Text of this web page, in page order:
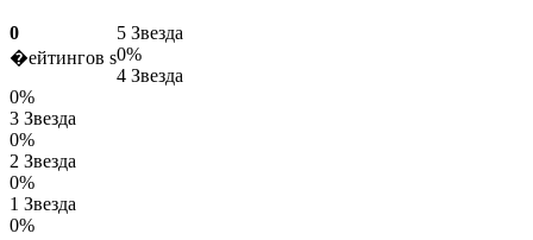
0
�ейтингов s
5 Звезда
0%
4 Звезда
0%
3 Звезда
0%
2 Звезда
0%
1 Звезда
0%